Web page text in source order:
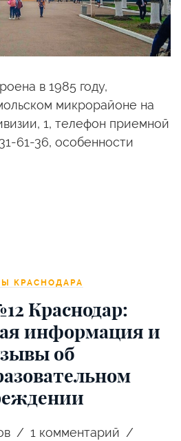
в 1985 году,
микрорайоне на
1, телефон приемной
61-36, особенности
КРАСНОДАРА
Краснодар:
информация и
об
1 комментарий